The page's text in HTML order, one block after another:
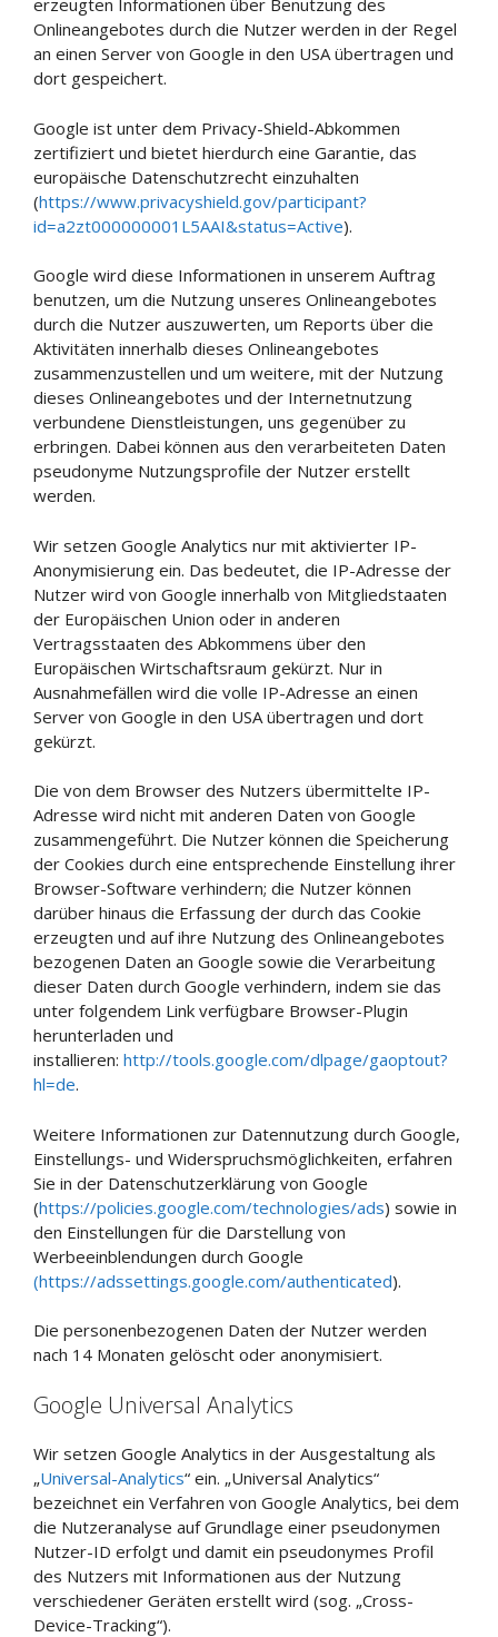
erzeugten Informationen über Benutzung des
Onlineangebotes durch die Nutzer werden in der Regel
an einen Server von Google in den USA übertragen und
dort gespeichert.
Google ist unter dem Privacy-Shield-Abkommen
zertifiziert und bietet hierdurch eine Garantie, das
europäische Datenschutzrecht einzuhalten
(https://www.privacyshield.gov/participant?
id=a2zt000000001L5AAI&status=Active).
Google wird diese Informationen in unserem Auftrag
benutzen, um die Nutzung unseres Onlineangebotes
durch die Nutzer auszuwerten, um Reports über die
Aktivitäten innerhalb dieses Onlineangebotes
zusammenzustellen und um weitere, mit der Nutzung
dieses Onlineangebotes und der Internetnutzung
verbundene Dienstleistungen, uns gegenüber zu
erbringen. Dabei können aus den verarbeiteten Daten
pseudonyme Nutzungsprofile der Nutzer erstellt
werden.
Wir setzen Google Analytics nur mit aktivierter IP-
Anonymisierung ein. Das bedeutet, die IP-Adresse der
Nutzer wird von Google innerhalb von Mitgliedstaaten
der Europäischen Union oder in anderen
Vertragsstaaten des Abkommens über den
Europäischen Wirtschaftsraum gekürzt. Nur in
Ausnahmefällen wird die volle IP-Adresse an einen
Server von Google in den USA übertragen und dort
gekürzt.
Die von dem Browser des Nutzers übermittelte IP-
Adresse wird nicht mit anderen Daten von Google
zusammengeführt. Die Nutzer können die Speicherung
der Cookies durch eine entsprechende Einstellung ihrer
Browser-Software verhindern; die Nutzer können
darüber hinaus die Erfassung der durch das Cookie
erzeugten und auf ihre Nutzung des Onlineangebotes
bezogenen Daten an Google sowie die Verarbeitung
dieser Daten durch Google verhindern, indem sie das
unter folgendem Link verfügbare Browser-Plugin
herunterladen und
installieren: http://tools.google.com/dlpage/gaoptout?
hl=de.
Weitere Informationen zur Datennutzung durch Google,
Einstellungs- und Widerspruchsmöglichkeiten, erfahren
Sie in der Datenschutzerklärung von Google
(https://policies.google.com/technologies/ads) sowie in
den Einstellungen für die Darstellung von
Werbeeinblendungen durch Google
(https://adssettings.google.com/authenticated).
Die personenbezogenen Daten der Nutzer werden
nach 14 Monaten gelöscht oder anonymisiert.
Google Universal Analytics
Wir setzen Google Analytics in der Ausgestaltung als
„Universal-Analytics“ ein. „Universal Analytics“
bezeichnet ein Verfahren von Google Analytics, bei dem
die Nutzeranalyse auf Grundlage einer pseudonymen
Nutzer-ID erfolgt und damit ein pseudonymes Profil
des Nutzers mit Informationen aus der Nutzung
verschiedener Geräten erstellt wird (sog. „Cross-
Device-Tracking“).